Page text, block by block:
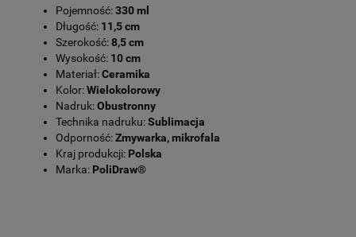
Pojemność:330 ml
Długość: 11,5 cm
Szerokość:8,5 cm
Wysokość: 10 cm
Materiał:Ceramika
Kolor:Wielokolorowy
Nadruk:Obustronny
Technika nadruku:Sublimacja
Odporność:Zmywarka, mikrofala
Kraj produkcji: Polska
Marka: PoliDraw®